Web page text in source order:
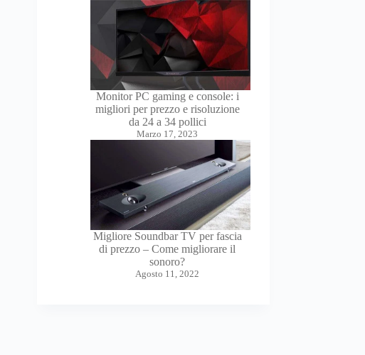
Monitor PC gaming e console: i
migliori per prezzo e risoluzione
da 24 a 34 pollici
Marzo 17, 2023
Migliore Soundbar TV per fascia
di prezzo – Come migliorare il
sonoro?
Agosto 11, 2022